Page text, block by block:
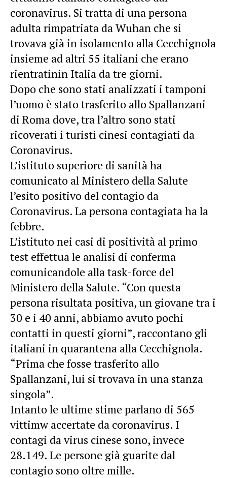
coronavirus. Si tratta di una persona
adulta rimpatriata da Wuhan che si
trovava già in isolamento alla Cecchignola
insieme ad altri 55 italiani che erano
rientratinin Italia da tre giorni.
Dopo che sono stati analizzati i tamponi
l’uomo è stato trasferito allo Spallanzani
di Roma dove, tra l’altro sono stati
ricoverati i turisti cinesi contagiati da
Coronavirus.
L’istituto superiore di sanità ha
comunicato al Ministero della Salute
l’esito positivo del contagio da
Coronavirus. La persona contagiata ha la
febbre.
L’istituto nei casi di positività al primo
test effettua le analisi di conferma
comunicandole alla task-force del
Ministero della Salute. “Con questa
persona risultata positiva, un giovane tra i
30 e i 40 anni, abbiamo avuto pochi
contatti in questi giorni”, raccontano gli
italiani in quarantena alla Cecchignola.
“Prima che fosse trasferito allo
Spallanzani, lui si trovava in una stanza
singola”.
Intanto le ultime stime parlano di 565
vittimw accertate da coronavirus. I
contagi da virus cinese sono, invece
28.149. Le persone già guarite dal
contagio sono oltre mille.